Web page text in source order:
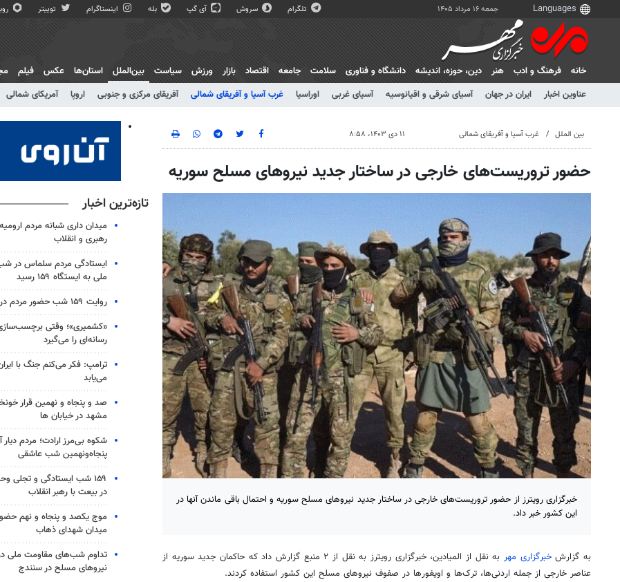
جمعه ۱۶ مرداد ۱۴۰۵ تلگرام سروش آی گپ بله اینستاگرام توییتر
خانه فرهنگ و ادب هنر دين، حوزه، انديشه دانشگاه و فناوری سلامت جامعه اقتصاد بازار ورزش سیاست
بین‌الملل
عناوین اخبار
ایران در جهان آسیای شرقی و اقیانوسیه آسیای غربی اوراسیا غرب آسیا و آفریقای شمالی آفریقای مرکزی و جنوبی اروپا آمریکای شمالی
استان‌ها عکس فیلم
بین الملل غرب آسیا و آفریقای شمالی ۱۱ دی ۱۴۰۳، ۸:۵۸
حضور تروریست‌های خارجی در ساختار جدید نیروهای مسلح سوریه
خبرگزاری رویترز از حضور تروریست‌های خارجی در ساختار جدید نیروهای مسلح سوریه و احتمال باقی ماندن آنها در
این کشور خبر داد.
به گزارشخبرگزاری مهر
به نقل از المیادین، خبرگزاری رویترز به نقل از ۲ منبع گزارش داد که حاکمان جدید سوریه از
عناصر خارجی از جمله اردنی‌ها، ترک‌ها و اویغورها در صفوف نیروهای مسلح این کشور استفاده کردند.
تازه‌ترین اخبار
میدان داری شبانه مردم
رهبری و انقلاب
ایستادگی مردم سلماس در
ملی به ایستگاه ۱۵۹ رسید
روایت ۱۵۹ شب حضور مردم در کرج
«کشمیری»؛ وقتی
رسانه‌ای را می‌گیرد
ترامپ: فکر می‌کنم جنگ با
می‌یابد
صد و پنجاه و نهمین قرار
مشهد در خیابان ها
شکوه بی‌مرز ارادت؛ مردم
پنجاه‌ونهمین شب عاشقی
۱۵۹ شب ایستادگی و تجلی
در بیعت با رهبر انقلاب
موج یکصد و پنجاه و نهم
میدان شهدای ذهاب
تداوم شب‌های مقاومت ملی
نیروهای مسلح در سنندج